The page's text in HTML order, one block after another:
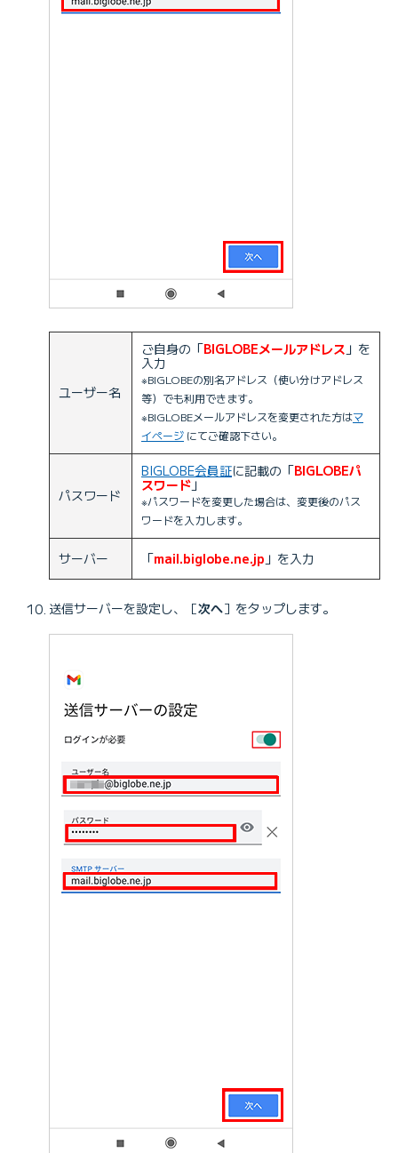
ユーザー名
ご自身の「BIGLOBEメールアドレス 」を
入力
※BIGLOBEの別名アドレス（使い分けアドレス
等）でも利用できます。
※BIGLOBEメールアドレスを変更された方はマ
イページ にてご確認下さい。
パスワード
BIGLOBE会員証に記載の「BIGLOBEパ
スワード 」
※パスワードを変更した場合は、変更後のパス
ワードを入力します。
サーバー 「mail.biglobe.ne.jp 」を入力
送信サーバーを設定し、［次へ］をタップします。